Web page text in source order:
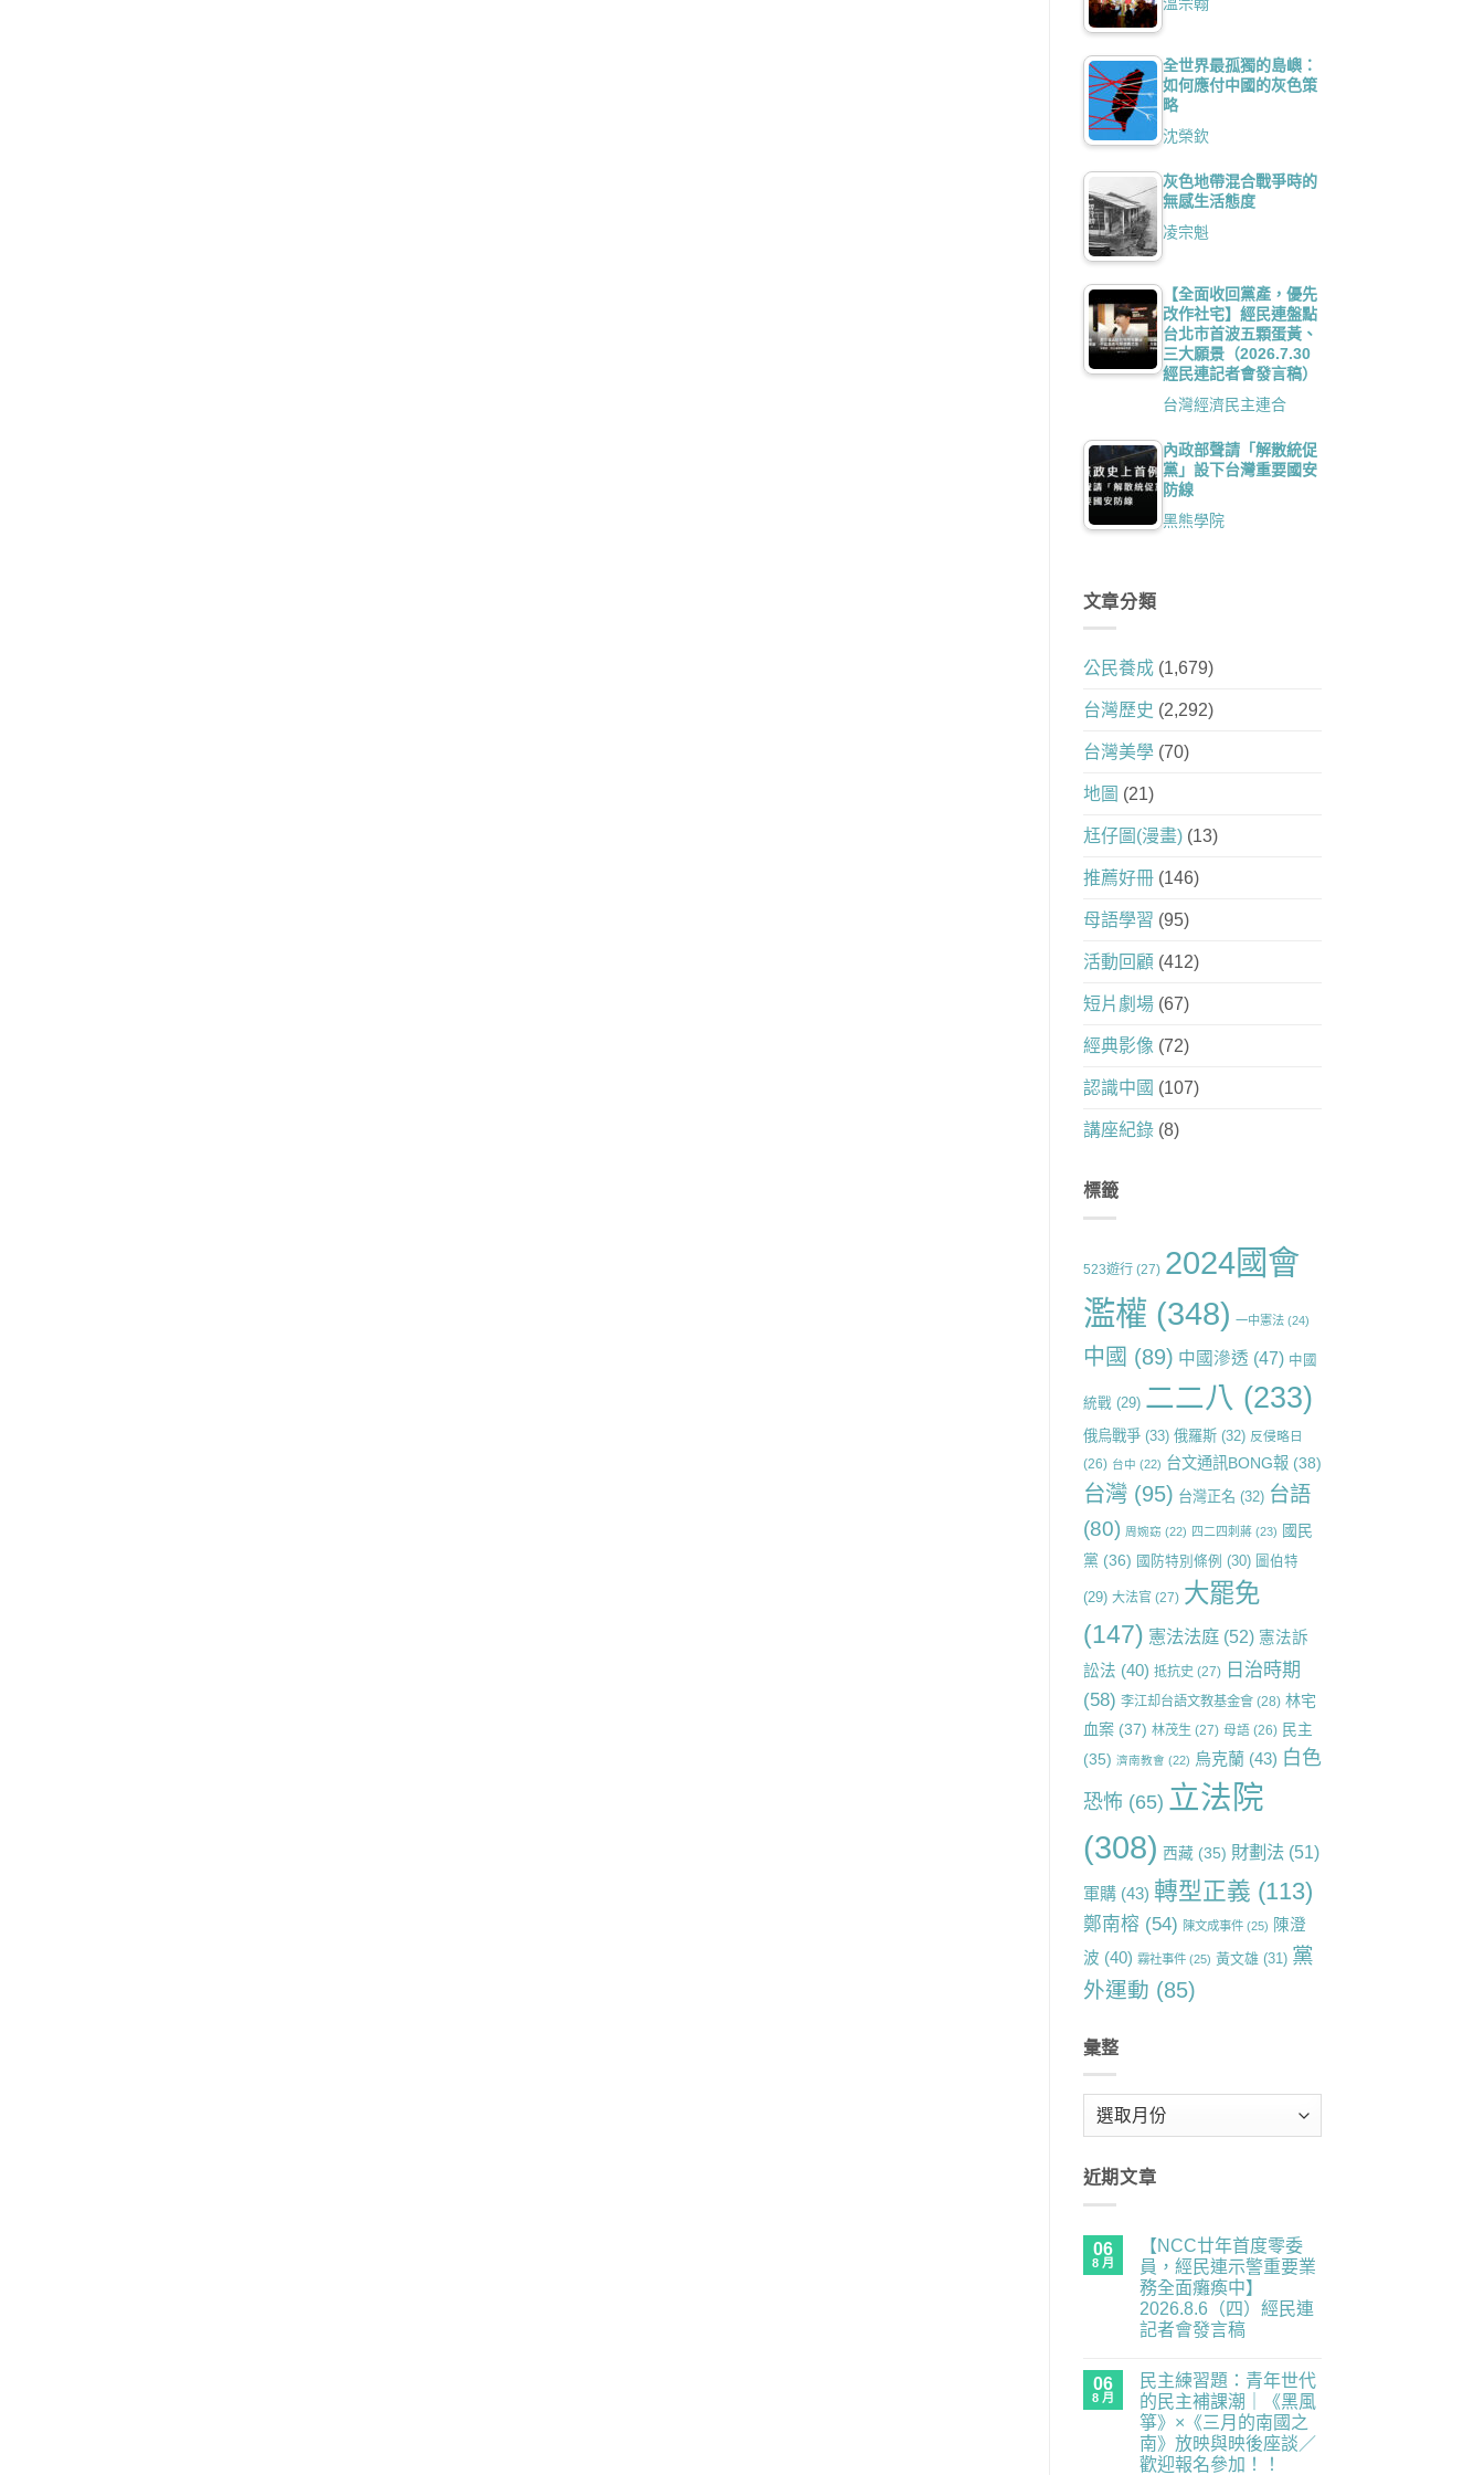
全世界最孤獨的島嶼：
如何應付中國的灰色策
略
沈榮欽
灰色地帶混合戰爭時的
無感生活態度
凌宗魁
【全面收回黨產，優先
改作社宅】經民連盤點
台北市首波五顆蛋黃、
三大願景（2026.7.30
經民連記者會發言稿）
台灣經濟民主連合
內政部聲請「解散統促
黨」設下台灣重要國安
防線
黑熊學院
文章分類
公民養成(1,679)
台灣歷史 (2,292)
台灣美學(70)
地圖 (21)
尪仔圖(漫畫)(13)
推薦好冊(146)
母語學習 (95)
活動回顧 (412)
短片劇場(67)
經典影像 (72)
認識中國 (107)
講座紀錄(8)
標籤
523遊行(27) 2024國會
濫權 (348) 一中憲法(24)
中國 (89) 中國滲透 (47) 中國
統戰(29) 二二八 (233)
俄烏戰爭(33) 俄羅斯(32) 反侵略日
(26) 台中 (22) 台文通訊BONG報(38)
台灣(95) 台灣正名 (32) 台語
(80) 周婉窈 (22) 四二四刺蔣(23) 國民
黨 (36) 國防特別條例 (30) 圖伯特
(29) 大法官(27) 大罷免
(147) 憲法法庭(52) 憲法訴
訟法 (40) 抵抗史 (27) 日治時期
(58) 李江却台語文教基金會(28) 林宅
血案(37) 林茂生 (27) 母語(26) 民主
(35) 濟南教會 (22) 烏克蘭(43) 白色
恐怖 (65) 立法院
(308) 西藏(35) 財劃法(51)
軍購(43) 轉型正義 (113)
鄭南榕 (54) 陳文成事件(25) 陳澄
波 (40) 霧社事件(25) 黃文雄(31) 黨
外運動 (85)
彙整
近期文章
06
8 月
【NCC廿年首度零委
員，經民連示警重要業
務全面癱瘓中】
2026.8.6（四）經民連
記者會發言稿
廿
年
首
度
零
委
員，
留
言
06
8 月
民主練習題：青年世代
的民主補課潮｜《黑風
箏》×《三月的南國之
南》放映與映後座談／
歡迎報名參加！！